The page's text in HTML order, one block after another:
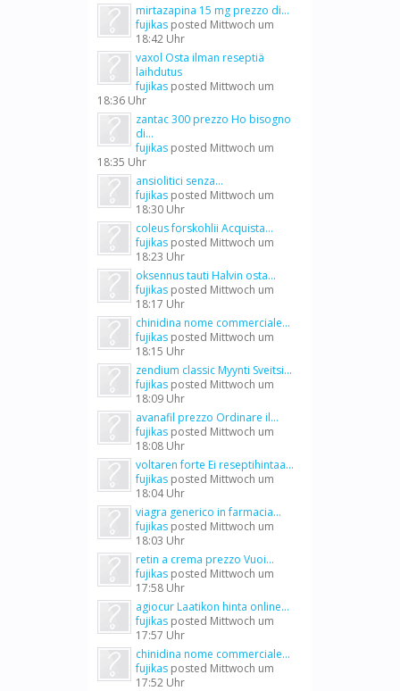
mirtazapina 15 mg prezzo di...
fujikas posted Mittwoch um
18:42 Uhr
vaxol Osta ilman reseptiä
laihdutus
fujikas posted Mittwoch um
18:36 Uhr
zantac 300 prezzo Ho bisogno
di...
fujikas posted Mittwoch um
18:35 Uhr
ansiolitici senza...
fujikas posted Mittwoch um
18:30 Uhr
coleus forskohlii Acquista...
fujikas posted Mittwoch um
18:23 Uhr
oksennus tauti Halvin osta...
fujikas posted Mittwoch um
18:17 Uhr
chinidina nome commerciale...
fujikas posted Mittwoch um
18:15 Uhr
zendium classic Myynti Sveitsi...
fujikas posted Mittwoch um
18:09 Uhr
avanafil prezzo Ordinare il...
fujikas posted Mittwoch um
18:08 Uhr
voltaren forte Ei reseptihintaa...
fujikas posted Mittwoch um
18:04 Uhr
viagra generico in farmacia...
fujikas posted Mittwoch um
18:03 Uhr
retin a crema prezzo Vuoi...
fujikas posted Mittwoch um
17:58 Uhr
agiocur Laatikon hinta online...
fujikas posted Mittwoch um
17:57 Uhr
chinidina nome commerciale...
fujikas posted Mittwoch um
17:52 Uhr